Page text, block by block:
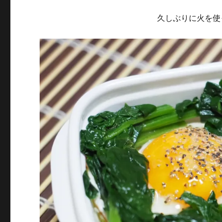
久しぶりに火を